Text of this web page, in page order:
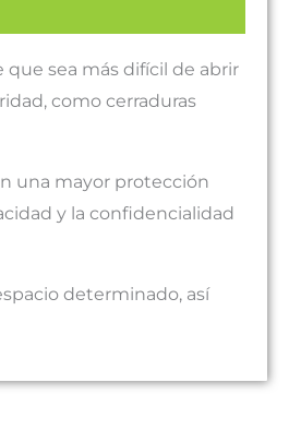
sea más difícil de abrir
como cerraduras
una mayor protección
y la confidencialidad
determinado, así